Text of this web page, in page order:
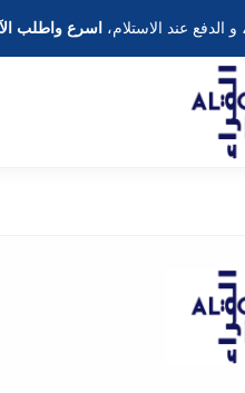
عند الاستلام، اسرع واطلب